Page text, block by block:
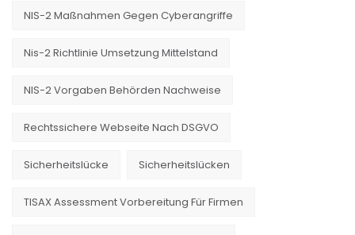
NIS-2 Maßnahmen Gegen Cyberangriffe
Nis-2 Richtlinie Umsetzung Mittelstand
NIS-2 Vorgaben Behörden Nachweise
Rechtssichere Webseite Nach DSGVO
Sicherheitslücke Sicherheitslücken
TISAX Assessment Vorbereitung Für Firmen